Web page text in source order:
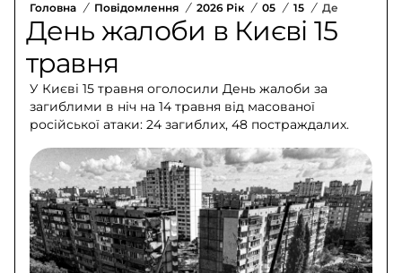
Головна / Повідомлення / 2026 Рік / 05 / 15 / День Жалоби
День жалоби в Києві 15
травня
У Києві 15 травня оголосили День жалоби за
загиблими в ніч на 14 травня від масованої
російської атаки: 24 загиблих, 48 постраждалих.